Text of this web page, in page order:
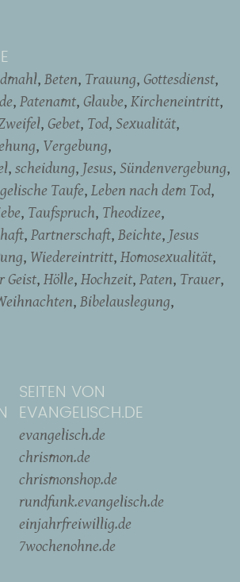
Beten Trauung Gottesdienst
Patenamt Glaube Kircheneintritt
Gebet Tod Sexualität
Vergebung
scheidung Jesus Sündenvergebung
Taufe Leben nach dem Tod
Taufspruch Theodizee
Partnerschaft Beichte Jesus
Wiedereintritt Homosexualität
Geist Hölle Hochzeit Paten Trauer
Bibelauslegung
SEITEN VON
EVANGELISCH.DE
evangelisch.de
chrismon.de
chrismonshop.de
rundfunk.evangelisch.de
einjahrfreiwillig.de
7wochenohne.de